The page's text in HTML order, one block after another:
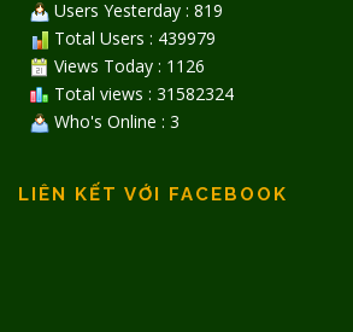
Users Yesterday : 819
Total Users : 439979
Views Today : 1126
Total views : 31582324
Who's Online : 3
LIÊN KẾT VỚI FACEBOOK